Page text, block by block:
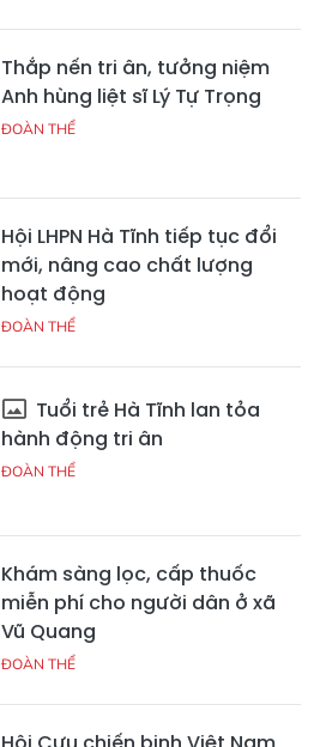
Thắp nến tri ân, tưởng niệm
Anh hùng liệt sĩ Lý Tự Trọng
ĐOÀN THỂ
Hội LHPN Hà Tĩnh tiếp tục đổi
mới, nâng cao chất lượng
hoạt động
ĐOÀN THỂ
Tuổi trẻ Hà Tĩnh lan tỏa
hành động tri ân
ĐOÀN THỂ
Khám sàng lọc, cấp thuốc
miễn phí cho người dân ở xã
Vũ Quang
ĐOÀN THỂ